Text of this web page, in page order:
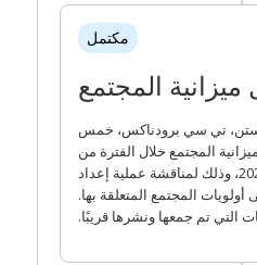
مكتمل
المجتمع
تي سي برودناكس، خمس
المجتمع خلال الفترة من
فبراير إلى أبريل 2025، وذلك لمناقشة عملية إعداد
أولويات المجتمع المتعلقة بها.
التي تم جمعها ونشرها قريبًا.